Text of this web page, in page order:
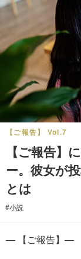
【ご報告】 Vol.7
【ご報告】
ー。彼女が
とは
#小説
― 【ご報告】―